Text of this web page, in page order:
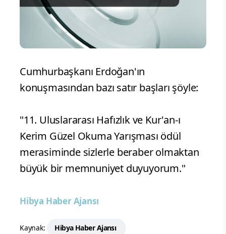
Cumhurbaşkanı Erdoğan'ın
konuşmasından bazı satır başları şöyle:
"11. Uluslararası Hafızlık ve Kur'an-ı
Kerim Güzel Okuma Yarışması ödül
merasiminde sizlerle beraber olmaktan
büyük bir memnuniyet duyuyorum."
Hibya Haber Ajansı
Kaynak: Hibya Haber Ajansı